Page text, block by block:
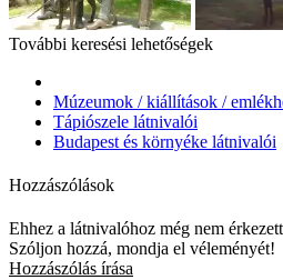
További keresési lehetőségek
Múzeumok / kiállítások /
Tápiószele látnivalói
Budapest és környéke látnivalói
Hozzászólások
Ehhez a látnivalóhoz még nem
Szóljon hozzá, mondja el véleményét!
Hozzászólás írása